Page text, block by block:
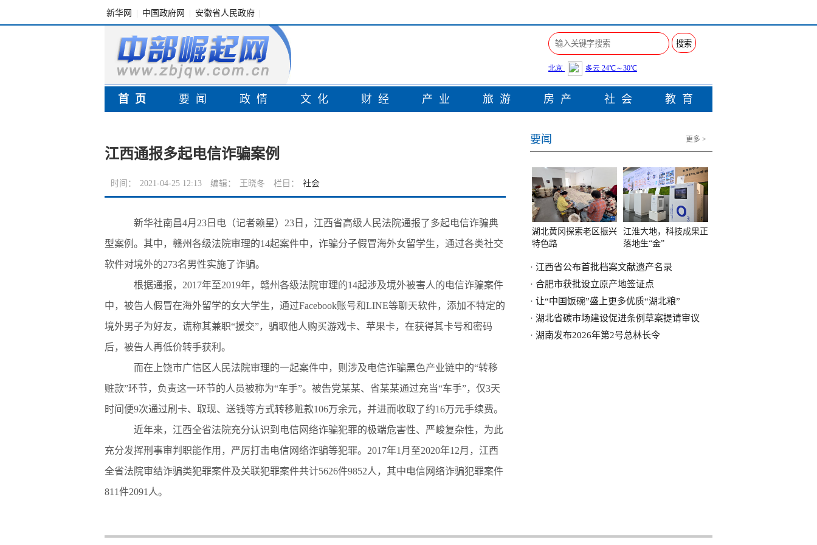
新华网 中国政府网 安徽省人民政府
搜索
首页 要闻 政情 文化 财经 产业 旅游 房产 社会 教育
江西通报多起电信诈骗案例
时间： 2021-04-25 12:13 编辑： 王晓冬 栏目： 社会
新华社南昌4月23日电（记者赖星）23日，江西省高级人民法院通报了多起电信诈骗典
型案例。其中，赣州各级法院审理的14起案件中，诈骗分子假冒海外女留学生，通过各类社交
软件对境外的273名男性实施了诈骗。
根据通报，2017年至2019年，赣州各级法院审理的14起涉及境外被害人的电信诈骗案件
中，被告人假冒在海外留学的女大学生，通过Facebook账号和LINE等聊天软件，添加不特定的
境外男子为好友，谎称其兼职“援交”，骗取他人购买游戏卡、苹果卡，在获得其卡号和密码
后，被告人再低价转手获利。
而在上饶市广信区人民法院审理的一起案件中，则涉及电信诈骗黑色产业链中的“转移
赃款”环节，负责这一环节的人员被称为“车手”。被告党某某、省某某通过充当“车手”，仅3天
时间便9次通过刷卡、取现、送钱等方式转移赃款106万余元，并进而收取了约16万元手续费。
近年来，江西全省法院充分认识到电信网络诈骗犯罪的极端危害性、严峻复杂性，为此
充分发挥刑事审判职能作用，严厉打击电信网络诈骗等犯罪。2017年1月至2020年12月，江西
全省法院审结诈骗类犯罪案件及关联犯罪案件共计5626件9852人，其中电信网络诈骗犯罪案件
811件2091人。
要闻 更多 >
湖北黄冈探索老区振兴
特色路
江淮大地，科技成果正
落地生“金”
· 江西省公布首批档案文献遗产名录
· 合肥市获批设立原产地签证点
· 让“中国饭碗”盛上更多优质“湖北粮”
· 湖北省碳市场建设促进条例草案提请审议
· 湖南发布2026年第2号总林长令